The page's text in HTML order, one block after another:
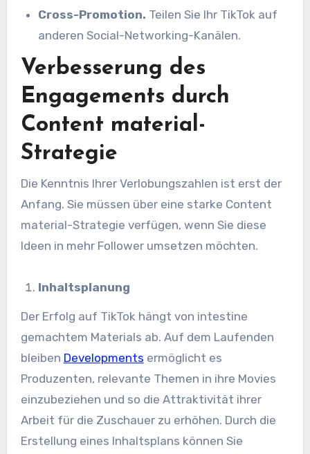
Cross-Promotion. Teilen Sie Ihr TikTok auf
anderen Social-Networking-Kanälen.
Verbesserung des
Engagements durch
Content material-
Strategie
Die Kenntnis Ihrer Verlobungszahlen ist erst der
Anfang. Sie müssen über eine starke Content
material-Strategie verfügen, wenn Sie diese
Ideen in mehr Follower umsetzen möchten.
Inhaltsplanung
Der Erfolg auf TikTok hängt von intestine
gemachtem Materials ab. Auf dem Laufenden
bleiben Developments ermöglicht es
Produzenten, relevante Themen in ihre Movies
einzubeziehen und so die Attraktivität ihrer
Arbeit für die Zuschauer zu erhöhen. Durch die
Erstellung eines Inhaltsplans können Sie